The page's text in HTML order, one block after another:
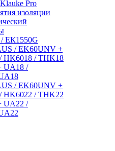
Pro
изоляции
ЕК1550G
/ EK60UNV +
HK6018 / THK18
UA18 /
/ EK60UNV +
HK6022 / THK22
UA22 /